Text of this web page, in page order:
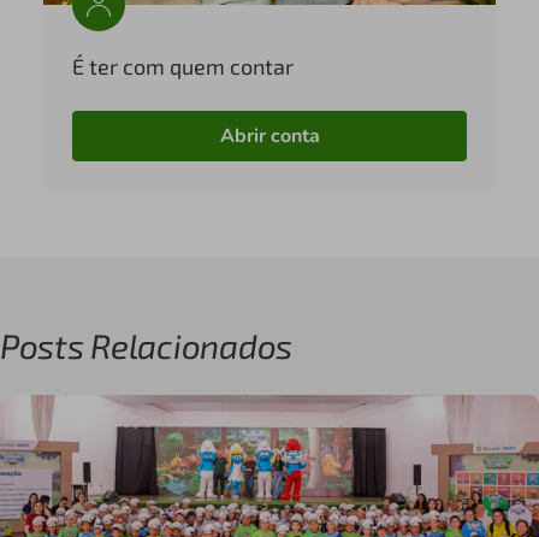
É ter com quem contar
Abrir conta
Posts Relacionados